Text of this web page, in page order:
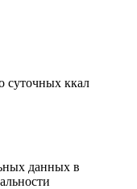
суточных ккал
данных в